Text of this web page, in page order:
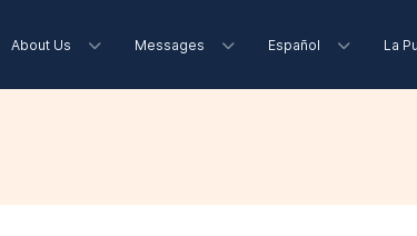
About Us Messages Español La